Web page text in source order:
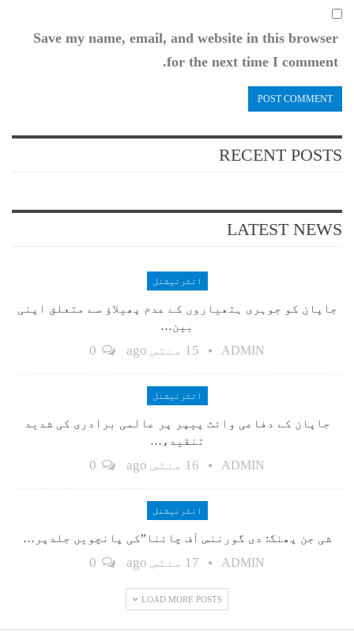
Save my name, email, and website in this browser
for the next time I comment.
RECENT POSTS
LATEST NEWS
انٹرنیشنل
جاپان کو جوہری ہتھیاروں کے عدم پھیلاؤ سے متعلق اپنی
بین…
ADMIN 15 منٹس ago
انٹرنیشنل
جاپان کے دفاعی وائٹ پیپر پر عالمی برادری کی شدید
تنقید،…
ADMIN 16 منٹس ago
انٹرنیشنل
شی جن پھنگ: دی گورننس آف چائنا”کی پانچویں جلدپر…
ADMIN 17 منٹس ago
LOAD MORE POSTS